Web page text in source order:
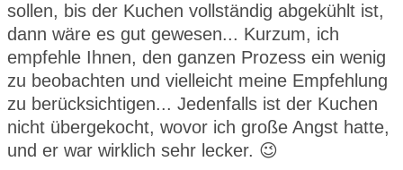
sollen, bis der Kuchen vollständig abgekühlt ist,
dann wäre es gut gewesen... Kurzum, ich
empfehle Ihnen, den ganzen Prozess ein wenig
zu beobachten und vielleicht meine Empfehlung
zu berücksichtigen... Jedenfalls ist der Kuchen
nicht übergekocht, wovor ich große Angst hatte,
und er war wirklich sehr lecker. 😉